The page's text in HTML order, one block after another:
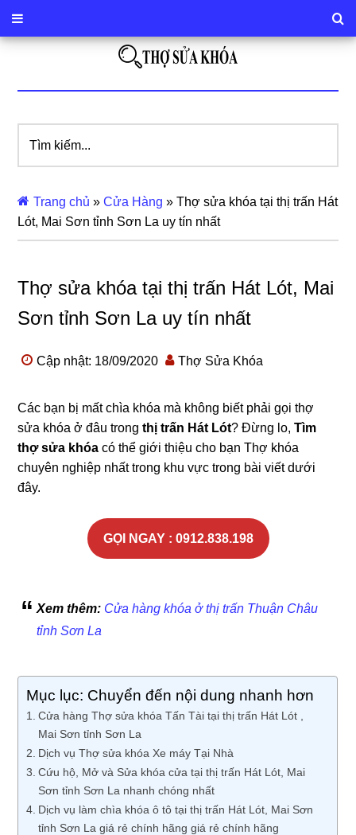
kiếm...
Trang chủ »Cửa Hàng »Thợ sửa khóa tại thị trấn Hát
Lót, Mai Sơn tỉnh Sơn La uy tín nhất
Thợ sửa khóa tại thị trấn Hát Lót, Mai
Sơn tỉnh Sơn La uy tín nhất
Cập nhật: 18/09/2020 Thợ Sửa Khóa
Các bạn bị mất chìa khóa mà không biết phải gọi thợ
sửa khóa ở đâu trongthị trấn Hát Lót? Đừng lo,Tìm
thợ sửa khóa có thể giới thiệu cho bạn Thợ khóa
chuyên nghiệp nhất trong khu vực trong bài viết dưới
đây.
GỌI NGAY : 0912.838.198
Xem thêm: Cửa hàng khóa ở thị trấn Thuận Châu
tỉnh Sơn La
Mục lục: Chuyển đến nội dung nhanh hơn
Cửa hàng Thợ sửa khóa Tấn Tài tại thị trấn Hát Lót ,
Mai Sơn tỉnh Sơn La
Dịch vụ Thợ sửa khóa Xe máy Tại Nhà
Cứu hộ, Mở và Sửa khóa cửa tại thị trấn Hát Lót, Mai
Sơn tỉnh Sơn La nhanh chóng nhất
Dịch vụ làm chìa khóa ô tô tại thị trấn Hát Lót, Mai Sơn
tỉnh Sơn La giá rẻ chính hãng giá rẻ chính hãng